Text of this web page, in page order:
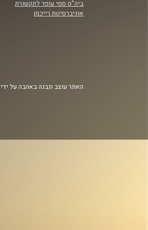
ביה"ס סמי עופר לתקשורת
אוניברסיטת רייכמן
האתר עוצב ונבנה באהבה על ידי